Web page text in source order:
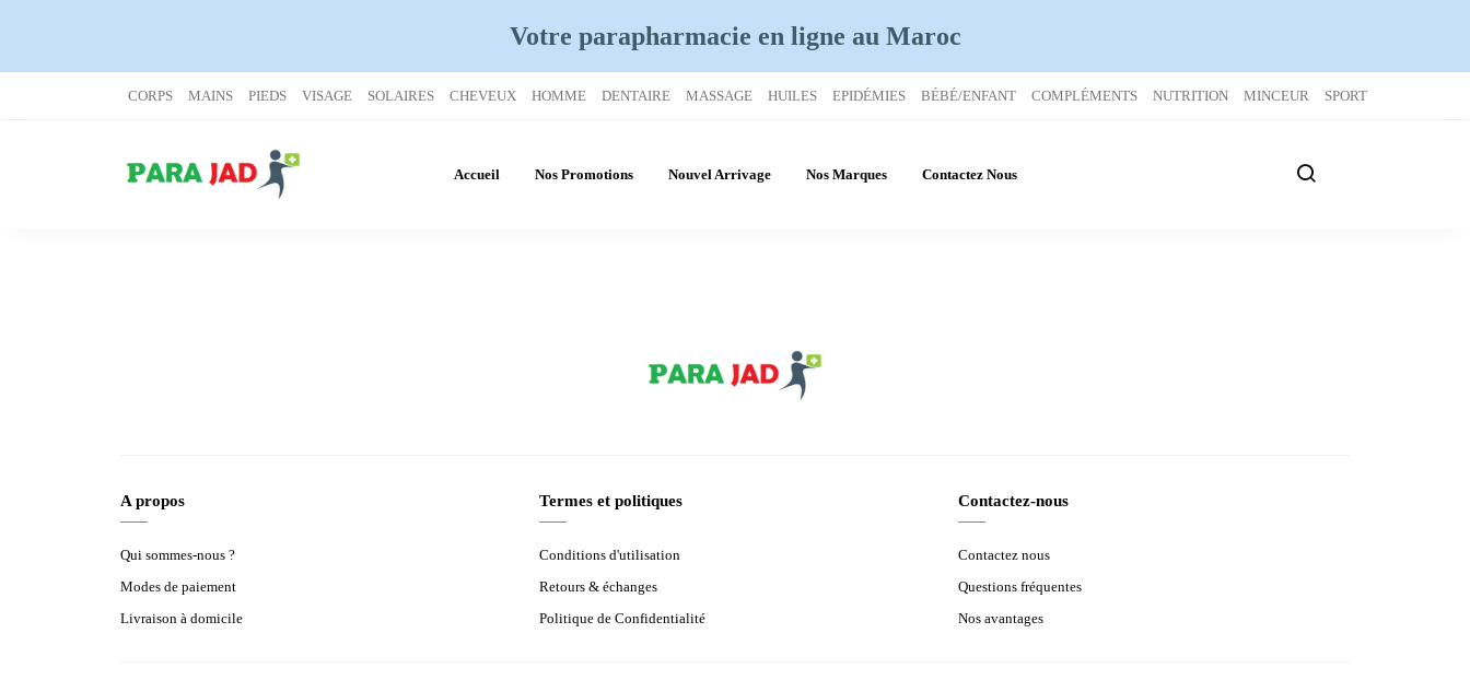
Votre parapharmacie en ligne au Maroc
CORPS MAINS PIEDS VISAGE SOLAIRES CHEVEUX HOMME DENTAIRE MASSAGE HUILES EPIDÉMIES BÉBÉ/ENFANT COMPLÉMENTS NUTRITION MINCEUR SPORT
Accueil Nos Promotions Nouvel Arrivage Nos Marques Contactez Nous
A propos
Qui sommes-nous ?
Modes de paiement
Livraison à domicile
Termes et politiques
Conditions d'utilisation
Retours & échanges
Politique de Confidentialité
Contactez-nous
Contactez nous
Questions fréquentes
Nos avantages